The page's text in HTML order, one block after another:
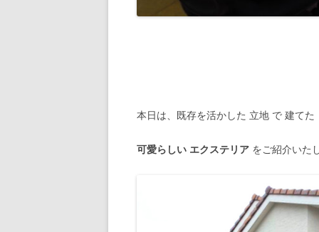
本日は、既存を活かした 立地 で 建てた
可愛らしい エクステリア をご紹介いた